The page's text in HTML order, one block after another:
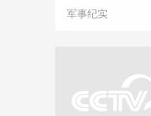
军事纪实